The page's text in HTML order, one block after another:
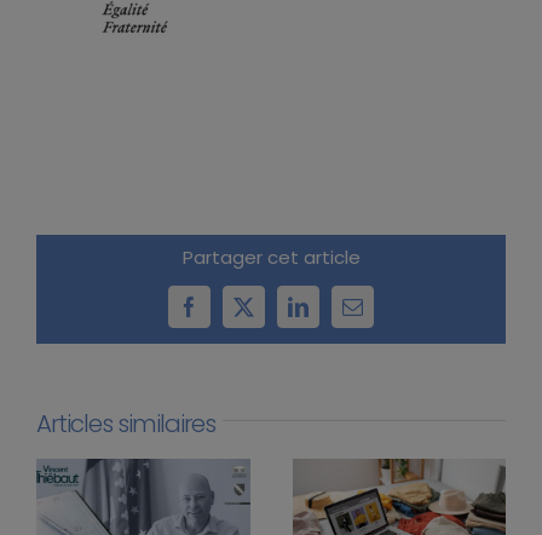
Partager cet article
Facebook
X LinkedInEmail
Articles similaires